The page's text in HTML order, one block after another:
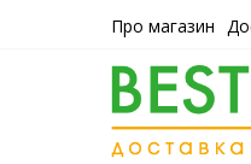
Про магазин